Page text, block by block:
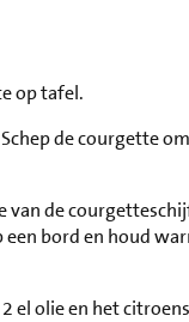
op tafel.
de courgette
van de
bord en houd
el olie en het